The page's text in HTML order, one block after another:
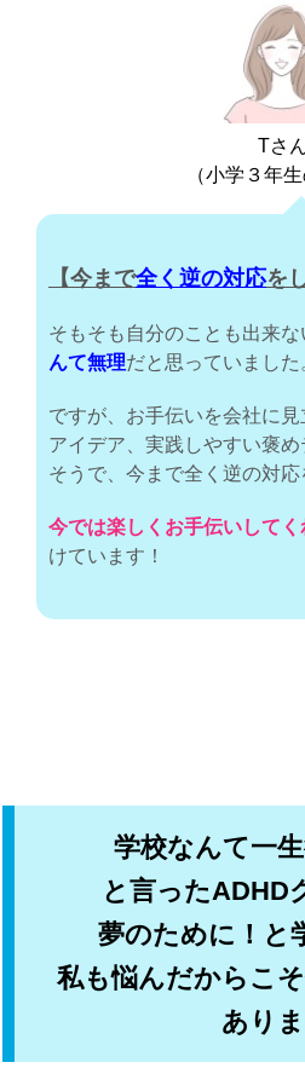
Tさ
（小学３年
【今まで全く逆の対応を
そもそも自分のことも出来な
んて無理だと思っていました
ですが、お手伝いを会社に
アイデア、実践しやすい褒
そうで、今まで全く逆の対応
今では楽しくお手伝いしてく
けています！
学校なんて一
と言ったADHD
夢のために！と
私も悩んだからこ
あり